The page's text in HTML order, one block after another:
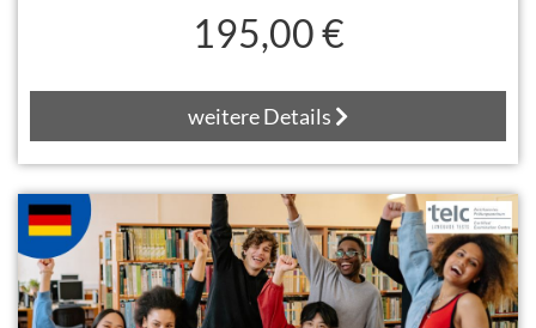
195,00 €
weitere Details